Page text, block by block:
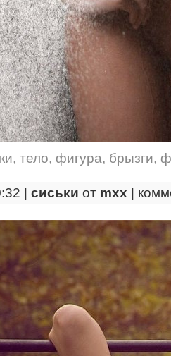
, тело, фигура, брызги,
| сиськи от mxx